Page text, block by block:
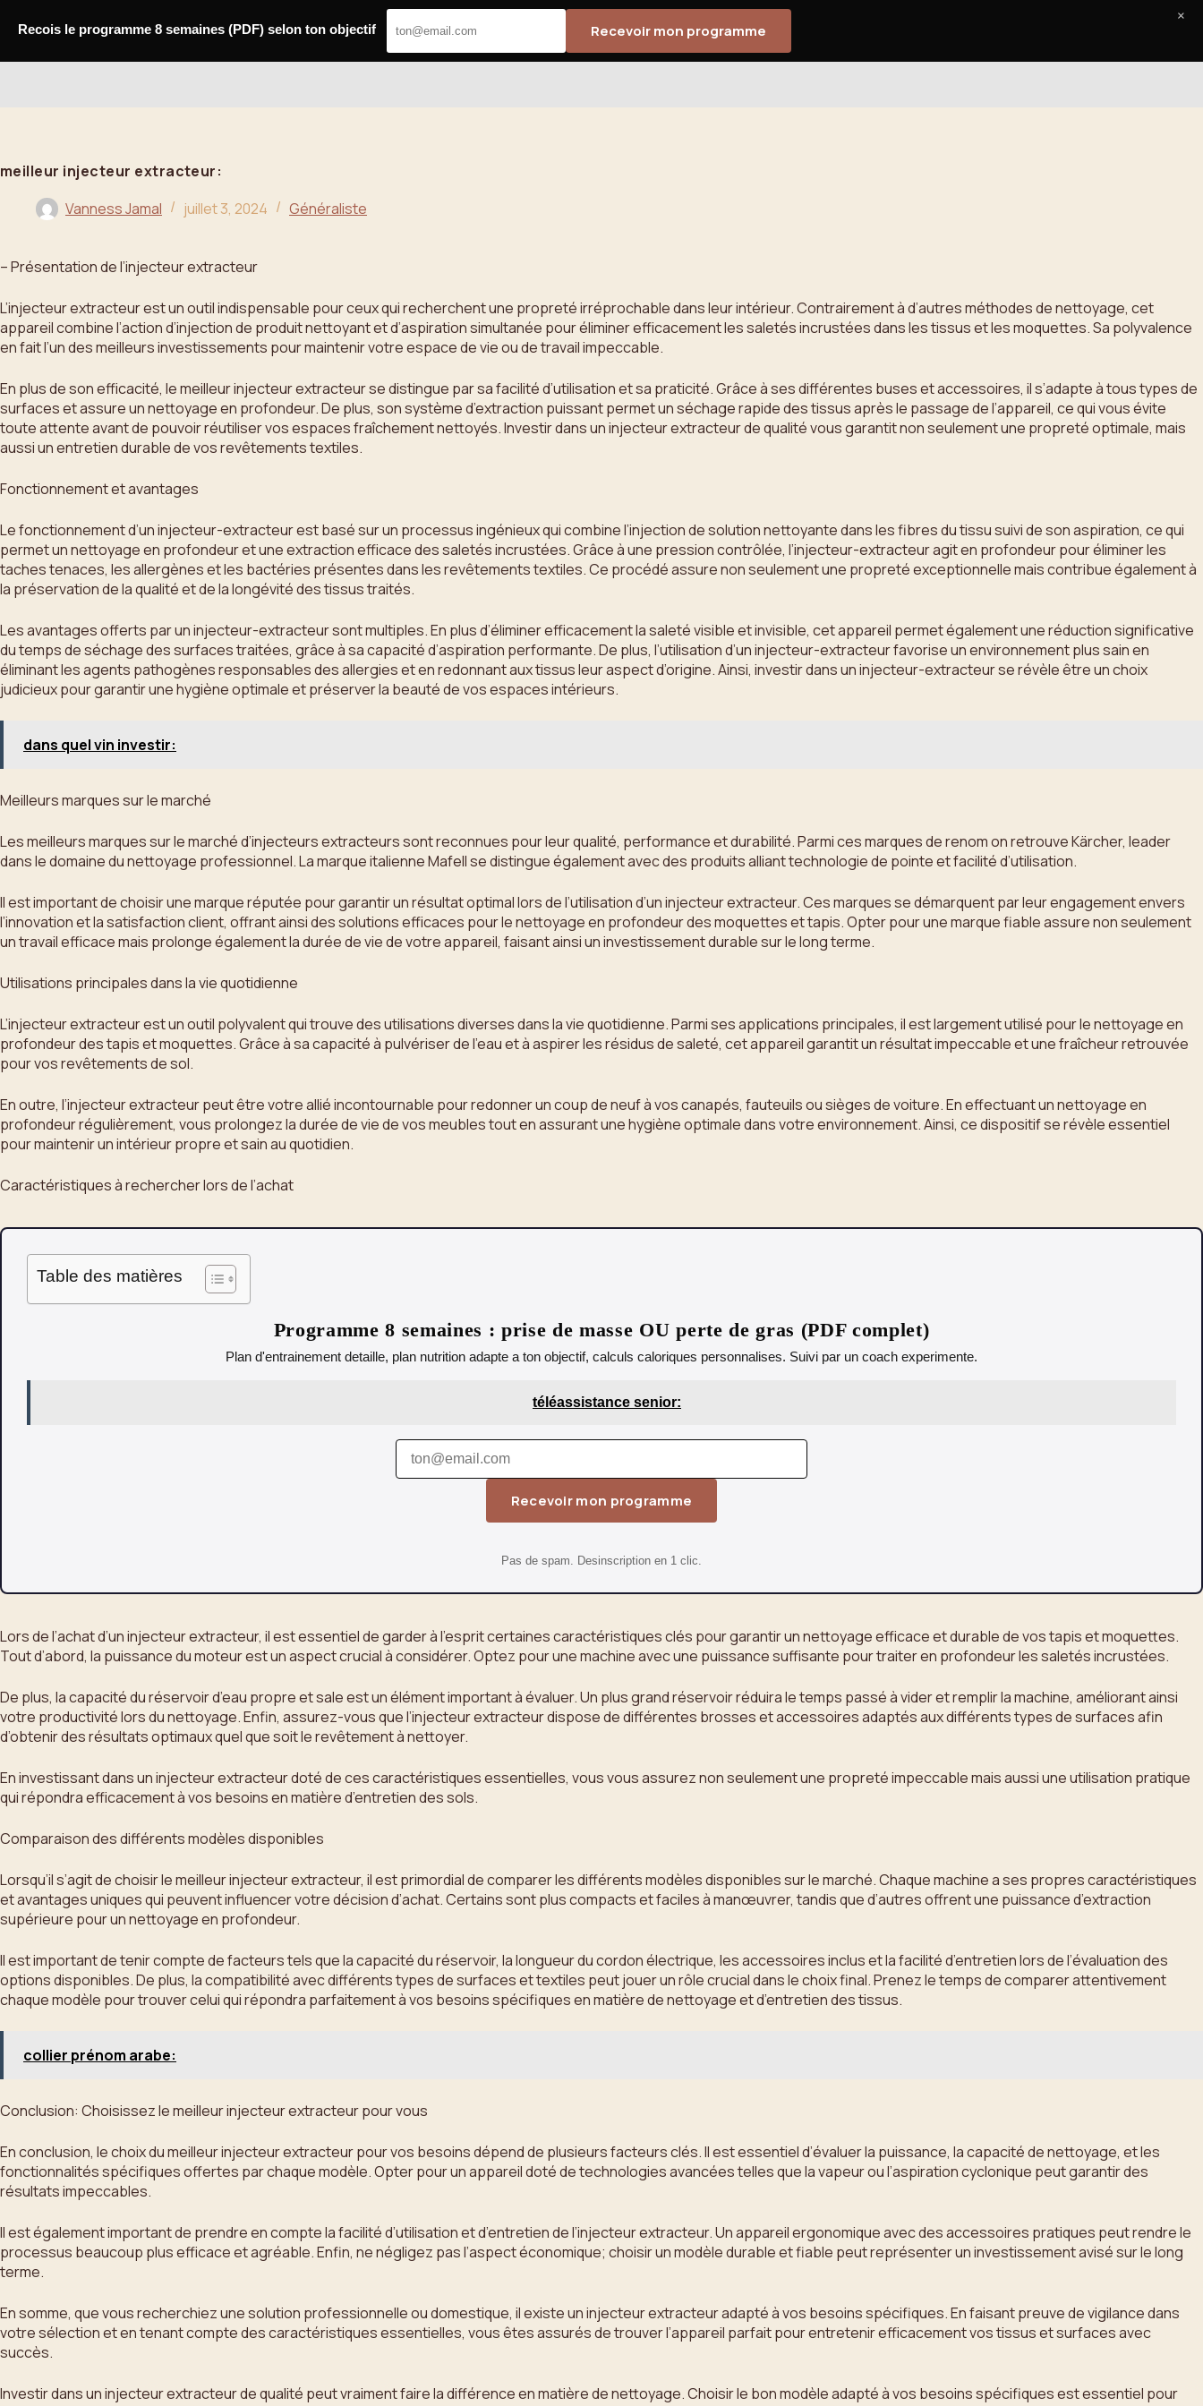
meilleur injecteur extracteur:
Vanness Jamal
juillet 3, 2024 Généraliste
– Présentation de l’injecteur extracteur
L’injecteur extracteur est un outil indispensable pour ceux qui recherchent une propreté irréprochable dans leur intérieur. Contrairement à d’autres méthodes de nettoyage, cet
appareil combine l’action d’injection de produit nettoyant et d’aspiration simultanée pour éliminer efficacement les saletés incrustées dans les tissus et les moquettes. Sa polyvalence
en fait l’un des meilleurs investissements pour maintenir votre espace de vie ou de travail impeccable.
En plus de son efficacité, le meilleur injecteur extracteur se distingue par sa facilité d’utilisation et sa praticité. Grâce à ses différentes buses et accessoires, il s’adapte à tous types de
surfaces et assure un nettoyage en profondeur. De plus, son système d’extraction puissant permet un séchage rapide des tissus après le passage de l’appareil, ce qui vous évite
toute attente avant de pouvoir réutiliser vos espaces fraîchement nettoyés. Investir dans un injecteur extracteur de qualité vous garantit non seulement une propreté optimale, mais
aussi un entretien durable de vos revêtements textiles.
Fonctionnement et avantages
Le fonctionnement d’un injecteur-extracteur est basé sur un processus ingénieux qui combine l’injection de solution nettoyante dans les fibres du tissu suivi de son aspiration, ce qui
permet un nettoyage en profondeur et une extraction efficace des saletés incrustées. Grâce à une pression contrôlée, l’injecteur-extracteur agit en profondeur pour éliminer les
taches tenaces, les allergènes et les bactéries présentes dans les revêtements textiles. Ce procédé assure non seulement une propreté exceptionnelle mais contribue également à
la préservation de la qualité et de la longévité des tissus traités.
Les avantages offerts par un injecteur-extracteur sont multiples. En plus d’éliminer efficacement la saleté visible et invisible, cet appareil permet également une réduction significative
du temps de séchage des surfaces traitées, grâce à sa capacité d’aspiration performante. De plus, l’utilisation d’un injecteur-extracteur favorise un environnement plus sain en
éliminant les agents pathogènes responsables des allergies et en redonnant aux tissus leur aspect d’origine. Ainsi, investir dans un injecteur-extracteur se révèle être un choix
judicieux pour garantir une hygiène optimale et préserver la beauté de vos espaces intérieurs.
dans quel vin investir:
Meilleurs marques sur le marché
Les meilleurs marques sur le marché d’injecteurs extracteurs sont reconnues pour leur qualité, performance et durabilité. Parmi ces marques de renom on retrouve Kärcher, leader
dans le domaine du nettoyage professionnel. La marque italienne Mafell se distingue également avec des produits alliant technologie de pointe et facilité d’utilisation.
Il est important de choisir une marque réputée pour garantir un résultat optimal lors de l’utilisation d’un injecteur extracteur. Ces marques se démarquent par leur engagement envers
l’innovation et la satisfaction client, offrant ainsi des solutions efficaces pour le nettoyage en profondeur des moquettes et tapis. Opter pour une marque fiable assure non seulement
un travail efficace mais prolonge également la durée de vie de votre appareil, faisant ainsi un investissement durable sur le long terme.
Utilisations principales dans la vie quotidienne
L’injecteur extracteur est un outil polyvalent qui trouve des utilisations diverses dans la vie quotidienne. Parmi ses applications principales, il est largement utilisé pour le nettoyage en
profondeur des tapis et moquettes. Grâce à sa capacité à pulvériser de l’eau et à aspirer les résidus de saleté, cet appareil garantit un résultat impeccable et une fraîcheur retrouvée
pour vos revêtements de sol.
En outre, l’injecteur extracteur peut être votre allié incontournable pour redonner un coup de neuf à vos canapés, fauteuils ou sièges de voiture. En effectuant un nettoyage en
profondeur régulièrement, vous prolongez la durée de vie de vos meubles tout en assurant une hygiène optimale dans votre environnement. Ainsi, ce dispositif se révèle essentiel
pour maintenir un intérieur propre et sain au quotidien.
Caractéristiques à rechercher lors de l’achat
Table des matières
Programme 8 semaines : prise de masse OU perte de gras (PDF complet)
Plan d'entrainement detaille, plan nutrition adapte a ton objectif, calculs caloriques personnalises. Suivi par un coach experimente.
téléassistance senior:
Recevoir mon programme
Pas de spam. Desinscription en 1 clic.
Lors de l’achat d’un injecteur extracteur, il est essentiel de garder à l’esprit certaines caractéristiques clés pour garantir un nettoyage efficace et durable de vos tapis et moquettes.
Tout d’abord, la puissance du moteur est un aspect crucial à considérer. Optez pour une machine avec une puissance suffisante pour traiter en profondeur les saletés incrustées.
De plus, la capacité du réservoir d’eau propre et sale est un élément important à évaluer. Un plus grand réservoir réduira le temps passé à vider et remplir la machine, améliorant ainsi
votre productivité lors du nettoyage. Enfin, assurez-vous que l’injecteur extracteur dispose de différentes brosses et accessoires adaptés aux différents types de surfaces afin
d’obtenir des résultats optimaux quel que soit le revêtement à nettoyer.
En investissant dans un injecteur extracteur doté de ces caractéristiques essentielles, vous vous assurez non seulement une propreté impeccable mais aussi une utilisation pratique
qui répondra efficacement à vos besoins en matière d’entretien des sols.
Comparaison des différents modèles disponibles
Lorsqu’il s’agit de choisir le meilleur injecteur extracteur, il est primordial de comparer les différents modèles disponibles sur le marché. Chaque machine a ses propres caractéristiques
et avantages uniques qui peuvent influencer votre décision d’achat. Certains sont plus compacts et faciles à manœuvrer, tandis que d’autres offrent une puissance d’extraction
supérieure pour un nettoyage en profondeur.
Il est important de tenir compte de facteurs tels que la capacité du réservoir, la longueur du cordon électrique, les accessoires inclus et la facilité d’entretien lors de l’évaluation des
options disponibles. De plus, la compatibilité avec différents types de surfaces et textiles peut jouer un rôle crucial dans le choix final. Prenez le temps de comparer attentivement
chaque modèle pour trouver celui qui répondra parfaitement à vos besoins spécifiques en matière de nettoyage et d’entretien des tissus.
collier prénom arabe:
Conclusion: Choisissez le meilleur injecteur extracteur pour vous
En conclusion, le choix du meilleur injecteur extracteur pour vos besoins dépend de plusieurs facteurs clés. Il est essentiel d’évaluer la puissance, la capacité de nettoyage, et les
fonctionnalités spécifiques offertes par chaque modèle. Opter pour un appareil doté de technologies avancées telles que la vapeur ou l’aspiration cyclonique peut garantir des
résultats impeccables.
Il est également important de prendre en compte la facilité d’utilisation et d’entretien de l’injecteur extracteur. Un appareil ergonomique avec des accessoires pratiques peut rendre le
processus beaucoup plus efficace et agréable. Enfin, ne négligez pas l’aspect économique; choisir un modèle durable et fiable peut représenter un investissement avisé sur le long
terme.
En somme, que vous recherchiez une solution professionnelle ou domestique, il existe un injecteur extracteur adapté à vos besoins spécifiques. En faisant preuve de vigilance dans
votre sélection et en tenant compte des caractéristiques essentielles, vous êtes assurés de trouver l’appareil parfait pour entretenir efficacement vos tissus et surfaces avec
succès.
Investir dans un injecteur extracteur de qualité peut vraiment faire la différence en matière de nettoyage. Choisir le bon modèle adapté à vos besoins spécifiques est essentiel pour
Recois le programme 8 semaines (PDF) selon ton objectif Recevoir mon programme
×